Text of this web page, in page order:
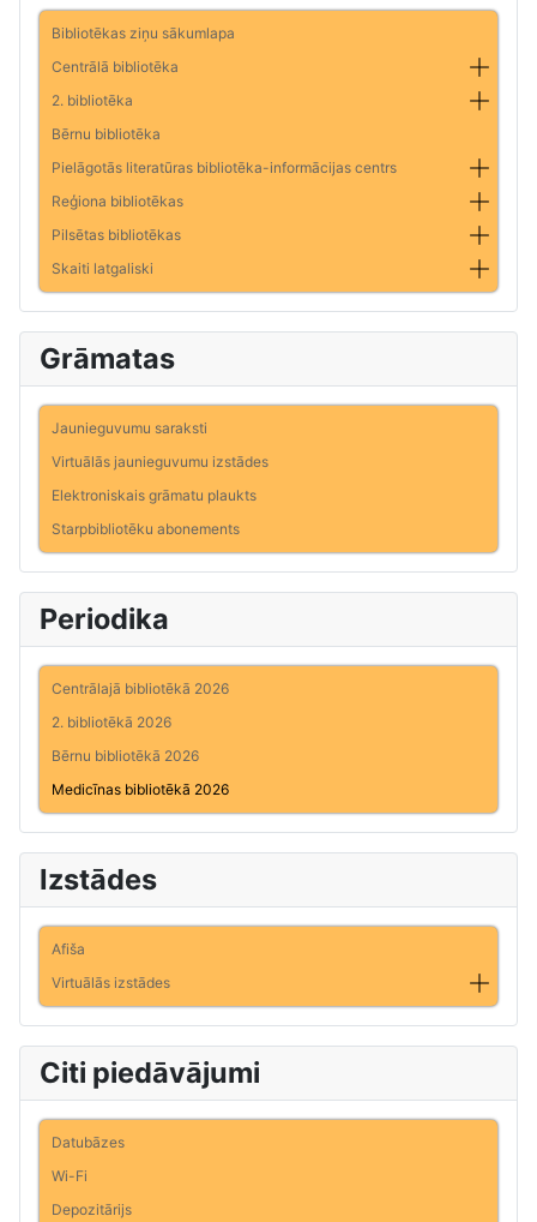
Bibliotēkas ziņu sākumlapa
Centrālā bibliotēka
2. bibliotēka
Bērnu bibliotēka
Pielāgotās literatūras bibliotēka-informācijas centrs
Reģiona bibliotēkas
Pilsētas bibliotēkas
Skaiti latgaliski
Grāmatas
Jaunieguvumu saraksti
Virtuālās jaunieguvumu izstādes
Elektroniskais grāmatu plaukts
Starpbibliotēku abonements
Periodika
Centrālajā bibliotēkā 2026
2. bibliotēkā 2026
Bērnu bibliotēkā 2026
Medicīnas bibliotēkā 2026
Izstādes
Afiša
Virtuālās izstādes
Citi piedāvājumi
Datubāzes
Wi-Fi
Depozitārijs